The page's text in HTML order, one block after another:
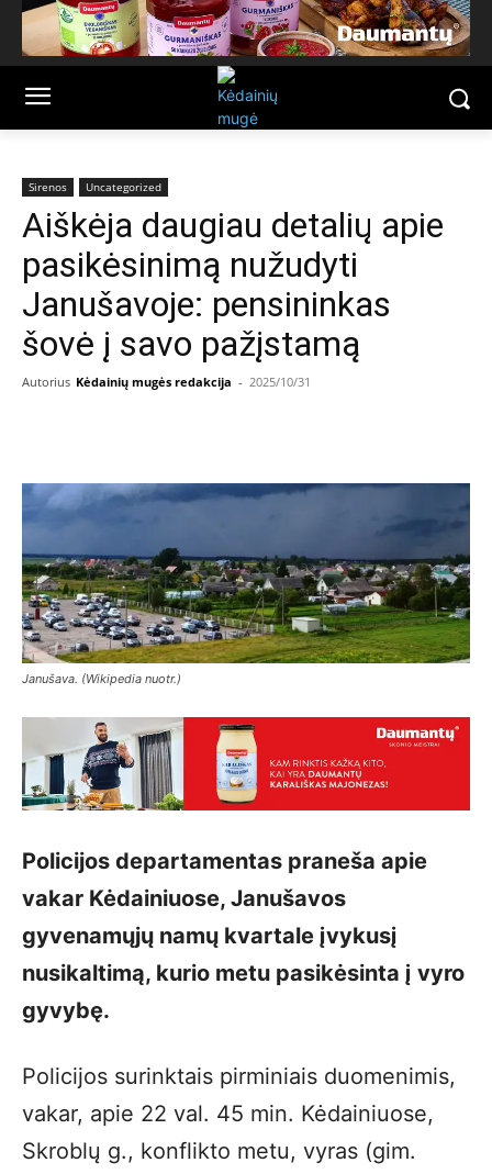
Sirenos Uncategorized
Aiškėja daugiau detalių apie
pasikėsinimą nužudyti
Janušavoje: pensininkas
šovė į savo pažįstamą
Autorius Kėdainių mugės redakcija - 2025/10/31
Janušava. (Wikipedia nuotr.)
Policijos departamentas praneša apie
vakar Kėdainiuose, Janušavos
gyvenamųjų namų kvartale įvykusį
nusikaltimą, kurio metu pasikėsinta į vyro
gyvybę.
Policijos surinktais pirminiais duomenimis,
vakar, apie 22 val. 45 min. Kėdainiuose,
Skroblų g., konflikto metu, vyras (gim.